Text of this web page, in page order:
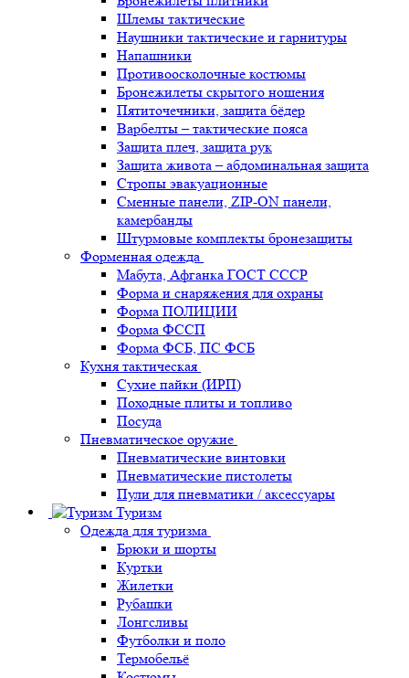
Шлемы тактические
Наушники тактические и гарнитуры
Напашники
Противоосколочные костюмы
Бронежилеты скрытого ношения
Пятиточечники, защита бёдер
Варбелты – тактические пояса
Защита плеч, защита рук
Защита живота – абдоминальная защита
Стропы эвакуационные
Сменные панели, ZIP-ON панели,
камербанды
Штурмовые комплекты бронезащиты
Форменная одежда
Мабута, Афганка ГОСТ СССР
Форма и снаряжения для охраны
Форма ПОЛИЦИИ
Форма ФССП
Форма ФСБ, ПС ФСБ
Кухня тактическая
Сухие пайки (ИРП)
Походные плиты и топливо
Посуда
Пневматическое оружие
Пневматические винтовки
Пневматические пистолеты
Пули для пневматики / аксессуары
Туризм
Одежда для туризма
Брюки и шорты
Куртки
Жилетки
Рубашки
Лонгсливы
Футболки и поло
Термобельё